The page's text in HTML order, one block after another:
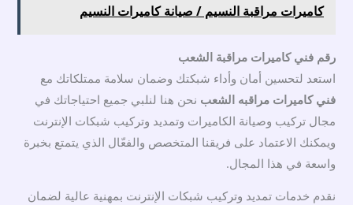
كاميرات مراقبة النسيم / صيانة كاميرات النسيم
رقم فني كاميرات مراقبة الشعب
استعد لتحسين أمان وأداء شبكتك وضمان سلامة ممتلكاتك مع
فني كاميرات مراقبه الشعب نحن هنا لنلبي جميع احتياجاتك في
مجال تركيب وصيانة الكاميرات وتمديد وتركيب شبكات الإنترنت
ويمكنك الاعتماد على فريقنا المتخصص والفعّال الذي يتمتع بخبرة
واسعة في هذا المجال.
نقدم خدمات تمديد وتركيب شبكات الإنترنت بمهنية عالية لضمان